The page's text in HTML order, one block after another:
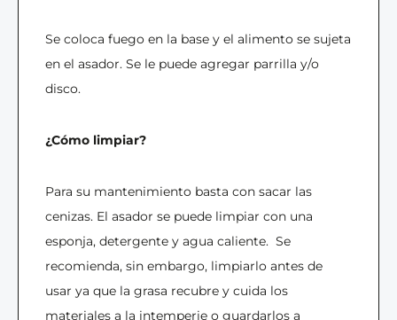
Se coloca fuego en la base y el alimento se sujeta
en el asador. Se le puede agregar parrilla y/o
disco.
¿Cómo limpiar?
Para su mantenimiento basta con sacar las
cenizas. El asador se puede limpiar con una
esponja, detergente y agua caliente. Se
recomienda, sin embargo, limpiarlo antes de
usar ya que la grasa recubre y cuida los
materiales a la intemperie o guardarlos a